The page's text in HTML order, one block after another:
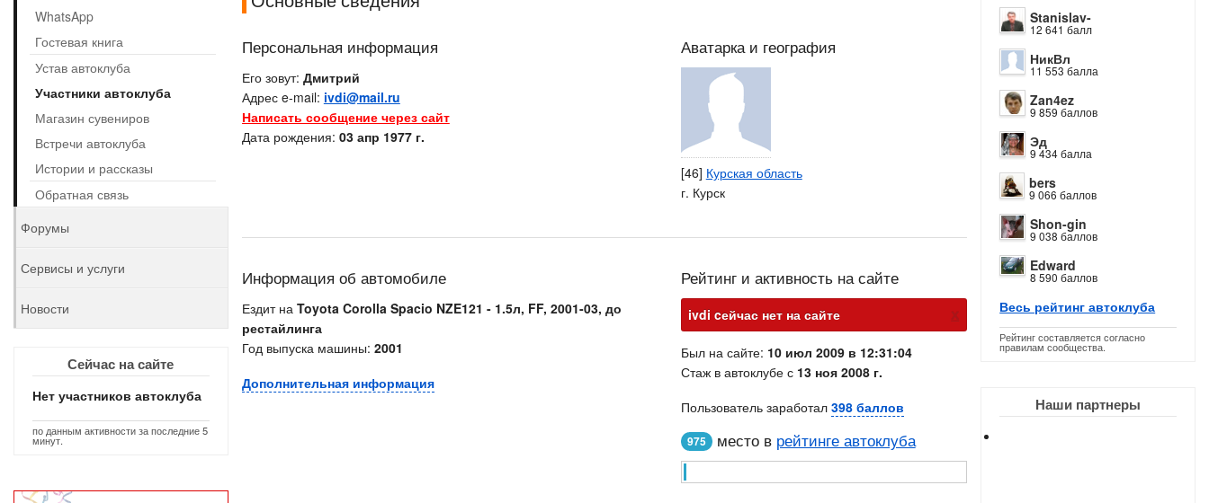
Stanislav-
12 641 балл
НикВл
11 553 балла
Zan4ez
9 859 баллов
Эд
9 434 балла
bers
9 066 баллов
Shon-gin
9 038 баллов
Edward
8 590 баллов
Весь рейтинг автоклуба
Рейтинг составляется согласно
правилам сообщества.
Наши партнеры
Персональная информация
Его зовут: Дмитрий
Адрес e-mail: ivdi@mail.ru
Написать сообщение через сайт
Дата рождения: 03 апр 1977 г.
Аватарка и география
[46] Курская область
г. Курск
Информация об автомобиле
Ездит на Toyota Corolla Spacio NZE121 - 1.5л, FF, 2001-03, до
рестайлинга
Год выпуска машины: 2001
Дополнительная информация
Рейтинг и активность на сайте
ivdi cейчас нет на сайте х
Был на сайте: 10 июл 2009 в 12:31:04
Стаж в автоклубе с 13 ноя 2008 г.
Пользователь заработал 398 баллов
975 место в рейтинге автоклуба
WhatsApp
Гостевая книга
Устав автоклуба
Участники автоклуба
Магазин сувениров
Встречи автоклуба
Истории и рассказы
Обратная связь
Форумы
Сервисы и услуги
Новости
Сейчас на сайте
Нет участников автоклуба
по данным активности за последние 5
минут.